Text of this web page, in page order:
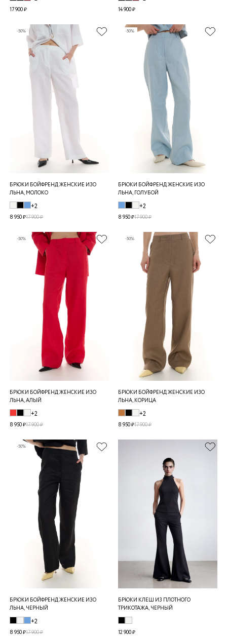
17 900 ₽ 14 900 ₽
-50%
БРЮКИ БОЙФРЕНД ЖЕНСКИЕ ИЗО
ЛЬНА, МОЛОКО
+2
8 950 ₽17 900 ₽
-50%
БРЮКИ БОЙФРЕНД ЖЕНСКИЕ ИЗО
ЛЬНА, ГОЛУБОЙ
+2
8 950 ₽17 900 ₽
-50%
БРЮКИ БОЙФРЕНД ЖЕНСКИЕ ИЗО
ЛЬНА, АЛЫЙ
+2
8 950 ₽17 900 ₽
-50%
БРЮКИ БОЙФРЕНД ЖЕНСКИЕ ИЗО
ЛЬНА, КОРИЦА
+2
8 950 ₽17 900 ₽
-50%
БРЮКИ БОЙФРЕНД ЖЕНСКИЕ ИЗО
ЛЬНА, ЧЕРНЫЙ
+2
8 950 ₽17 900 ₽
БРЮКИ КЛЕШ ИЗ ПЛОТНОГО
ТРИКОТАЖА, ЧЕРНЫЙ
12 900 ₽